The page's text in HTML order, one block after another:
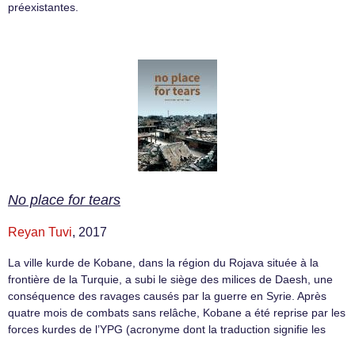
préexistantes.
No place for tears
Reyan Tuvi, 2017
La ville kurde de Kobane, dans la région du Rojava située à la
frontière de la Turquie, a subi le siège des milices de Daesh, une
conséquence des ravages causés par la guerre en Syrie. Après
quatre mois de combats sans relâche, Kobane a été reprise par les
forces kurdes de l’YPG (acronyme dont la traduction signifie les